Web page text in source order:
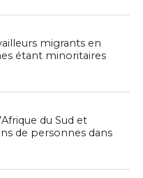
migrants en
étant minoritaires
du Sud et
de personnes dans